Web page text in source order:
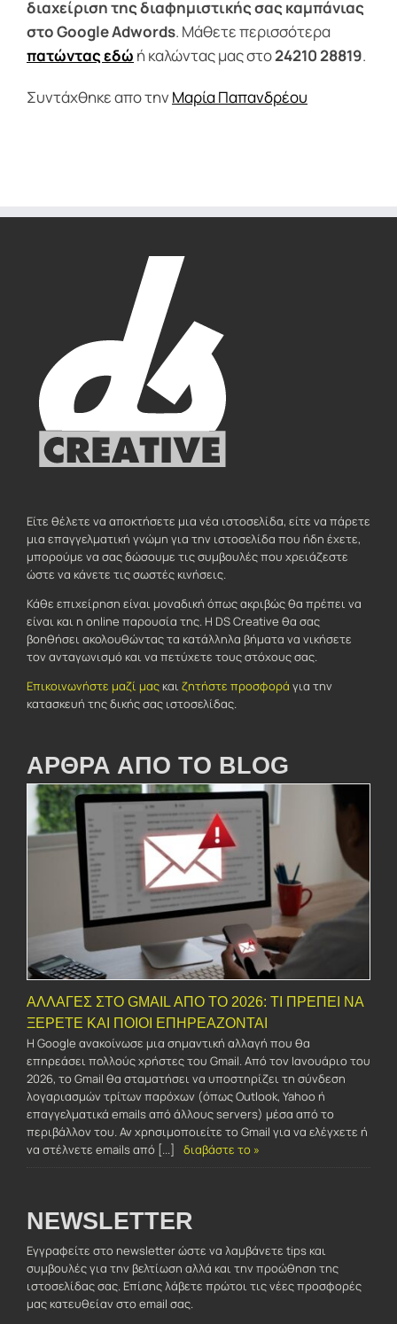
διαχείριση της διαφημιστικής σας καμπάνιας
στο Google Adwords. Μάθετε περισσότερα
πατώντας εδώ ή καλώντας μας στο24210 28819.
Συντάχθηκε απο την Μαρία Παπανδρέου
Είτε θέλετε να αποκτήσετε μια νέα ιστοσελίδα, είτε να πάρετε
μια επαγγελματική γνώμη για την ιστοσελίδα που ήδη έχετε,
μπορούμε να σας δώσουμε τις συμβουλές που χρειάζεστε
ώστε να κάνετε τις σωστές κινήσεις.
Κάθε επιχείρηση είναι μοναδική όπως ακριβώς θα πρέπει να
είναι και η online παρουσία της. Η DS Creative θα σας
βοηθήσει ακολουθώντας τα κατάλληλα βήματα να νικήσετε
τον ανταγωνισμό και να πετύχετε τους στόχους σας.
Επικοινωνήστε μαζί μας και ζητήστε προσφορά για την
κατασκευή της δικής σας ιστοσελίδας.
ΑΡΘΡΑ ΑΠΟ ΤΟ BLOG
ΑΛΛΑΓΈΣ ΣΤΟ GMAIL ΑΠΌ ΤΟ 2026: ΤΙ ΠΡΈΠΕΙ ΝΑ
ΞΈΡΕΤΕ ΚΑΙ ΠΟΙΟΙ ΕΠΗΡΕΆΖΟΝΤΑΙ
Η Google ανακοίνωσε μια σημαντική αλλαγή που θα
επηρεάσει πολλούς χρήστες του Gmail. Από τον Ιανουάριο του
2026, το Gmail θα σταματήσει να υποστηρίζει τη σύνδεση
λογαριασμών τρίτων παρόχων (όπως Outlook, Yahoo ή
επαγγελματικά emails από άλλους servers) μέσα από το
περιβάλλον του. Αν χρησιμοποιείτε το Gmail για να ελέγχετε ή
να στέλνετε emails από [...]
διαβάστε το »
NEWSLETTER
Εγγραφείτε στο newsletter ώστε να λαμβάνετε tips και
συμβουλές για την βελτίωση αλλά και την προώθηση της
ιστοσελίδας σας. Επίσης λάβετε πρώτοι τις νέες προσφορές
μας κατευθείαν στο email σας.